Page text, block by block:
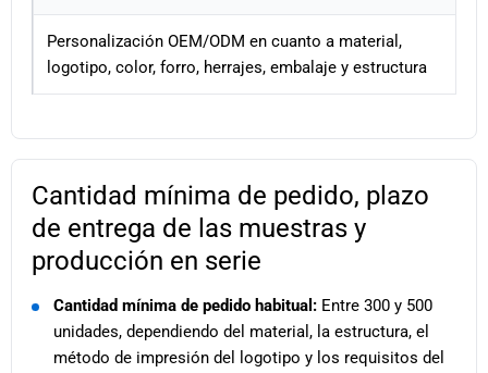
Personalización OEM/ODM en cuanto a material,
logotipo, color, forro, herrajes, embalaje y estructura
Cantidad mínima de pedido, plazo
de entrega de las muestras y
producción en serie
Cantidad mínima de pedido habitual: Entre 300 y 500
unidades, dependiendo del material, la estructura, el
método de impresión del logotipo y los requisitos del